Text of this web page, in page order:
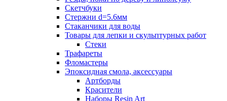
Скетчбуки
Стержни d=5.6мм
Стаканчики для воды
Товары для лепки и скульптурных работ
Стеки
Трафареты
Фломастеры
Эпоксидная смола, аксессуары
Артборды
Красители
Наборы Resin Art